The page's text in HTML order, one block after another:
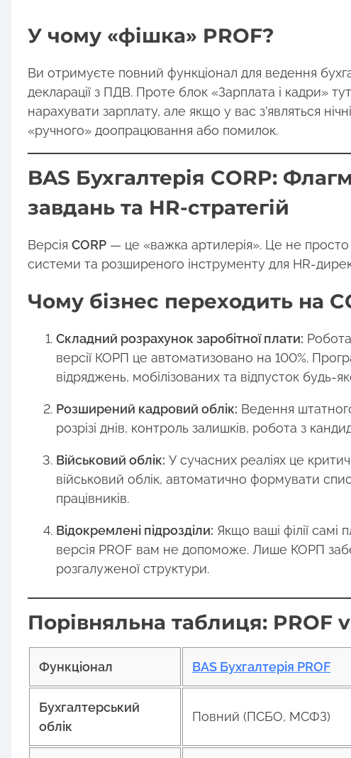
У чому «фішка» PROF?
Ви отримуєте повний функціонал для ведення
декларації з ПДВ. Проте блок «Зарплата і кадри»
нарахувати зарплату, але якщо у вас з’являться
«ручного» доопрацювання або помилок.
BAS Бухгалтерія CORP:
завдань та HR-стратегій
Версія CORP— це «важка артилерія». Це не просто
системи та розширеного інструменту для HR-
Чому бізнес переходить на
Складний розрахунок заробітної плати: Робота
версії КОРП це автоматизовано на 100%.
відряджень, мобілізованих та відпусток будь-
Розширений кадровий облік: Ведення
розрізі днів, контроль залишків, робота з
Військовий облік: У сучасних реаліях це
військовий облік, автоматично формувати
працівників.
Відокремлені підрозділи: Якщо ваші філії
версія PROF вам не допоможе. Лише КОРП
розгалуженої структури.
Порівняльна таблиця: PROF
Функціонал BAS Бухгалтерія PROF
Бухгалтерський
облік
Повний (ПСБО, МСФЗ)